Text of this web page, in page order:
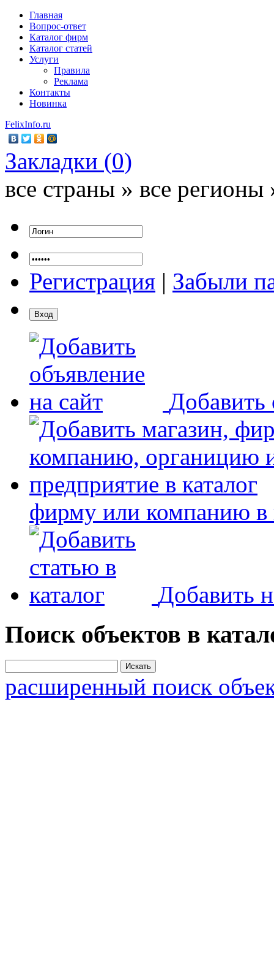
Главная
Вопрос-ответ
Каталог фирм
Каталог статей
Услуги
Правила
Реклама
Контакты
Новинка
FelixInfo.ru
Закладки (0)
все страны » все регионы
Регистрация | Забыли
Добавить
фирму или компанию в
Добавить
Поиск объектов в
расширенный поиск